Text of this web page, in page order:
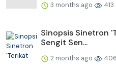
3 months ago 413
Sinopsis Sinetron
Sengit Sen...
2 months ago 406